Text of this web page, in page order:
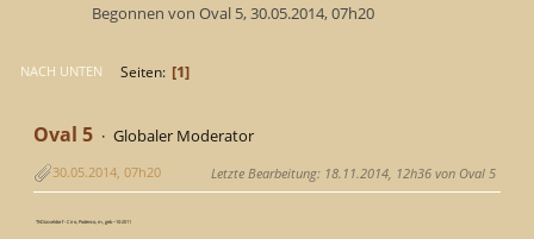
Begonnen von Oval 5, 30.05.2014, 07h20
NACH UNTEN Seiten 1
Oval 5 Globaler Moderator
30.05.2014, 07h20 Letzte Bearbeitung: 18.11.2014, 12h36 von Oval 5
ThDüsseldorf - Ciro, Podenco, m, geb ~10-2011